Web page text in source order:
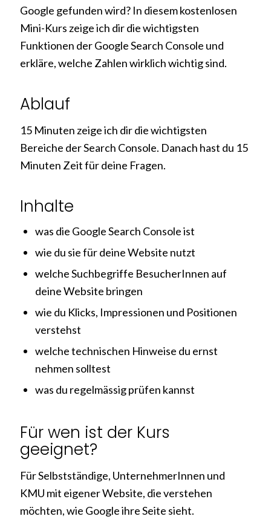
Google gefunden wird? In diesem kostenlosen
Mini-Kurs zeige ich dir die wichtigsten
Funktionen der Google Search Console und
erkläre, welche Zahlen wirklich wichtig sind.
Ablauf
15 Minuten zeige ich dir die wichtigsten
Bereiche der Search Console. Danach hast du 15
Minuten Zeit für deine Fragen.
Inhalte
was die Google Search Console ist
wie du sie für deine Website nutzt
welche Suchbegriffe BesucherInnen auf
deine Website bringen
wie du Klicks, Impressionen und Positionen
verstehst
welche technischen Hinweise du ernst
nehmen solltest
was du regelmässig prüfen kannst
Für wen ist der Kurs
geeignet?
Für Selbstständige, UnternehmerInnen und
KMU mit eigener Website, die verstehen
möchten, wie Google ihre Seite sieht.